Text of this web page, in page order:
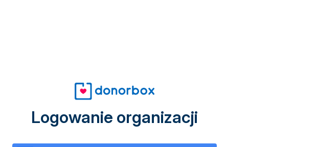
Logowanie organizacji